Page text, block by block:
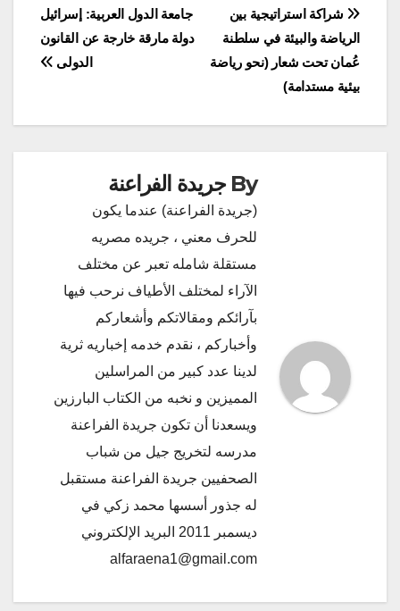
تصفّح
المقالات
جامعة الدول العربية: إسرائيل
دولة مارقة خارجة عن القانون
الدولى
شراكة استراتيجية بين
الرياضة والبيئة في سلطنة
عُمان تحت شعار (نحو رياضة
بيئية مستدامة)
By جريدة الفراعنة
(جريدة الفراعنة) عندما يكون
للحرف معني ، جريده مصريه
مستقلة شامله تعبر عن مختلف
الآراء لمختلف الأطياف نرحب فيها
بآرائكم ومقالاتكم وأشعاركم
وأخباركم ، نقدم خدمه إخباريه ثرية
لدينا عدد كبير من المراسلين
المميزين و نخبه من الكتاب البارزين
ويسعدنا أن تكون جريدة الفراعنة
مدرسه لتخريج جيل من شباب
الصحفيين جريدة الفراعنة مستقبل
له جذور أسسها محمد زكي في
ديسمبر 2011 البريد الإلكتروني
alfaraena1@gmail.com